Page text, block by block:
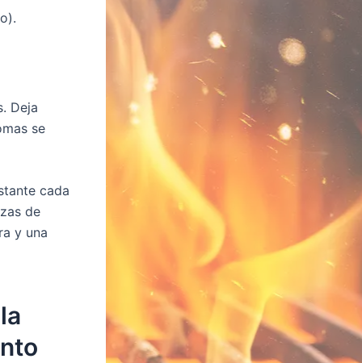
Deja
se
cada
de
y una